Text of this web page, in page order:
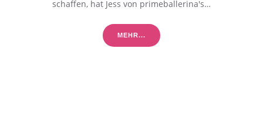
schaffen, hat Jess von primeballerina's…
MEHR...